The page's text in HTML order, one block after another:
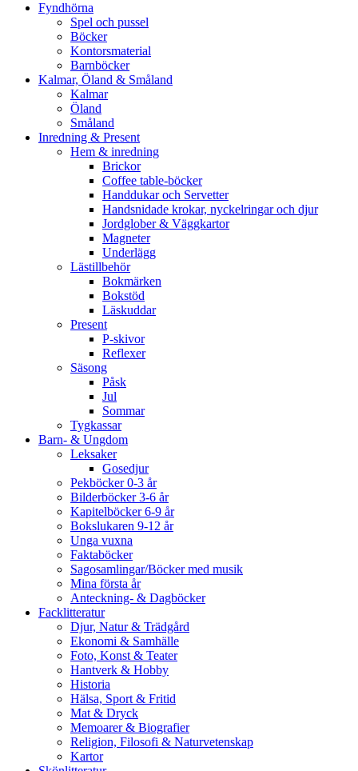
Fyndhörna
Spel och pussel
Böcker
Kontorsmaterial
Barnböcker
Kalmar, Öland & Småland
Kalmar
Öland
Småland
Inredning & Present
Hem & inredning
Brickor
Coffee table-böcker
Handdukar och Servetter
Handsnidade krokar, nyckelringar och djur
Jordglober & Väggkartor
Magneter
Underlägg
Lästillbehör
Bokmärken
Bokstöd
Läskuddar
Present
P-skivor
Reflexer
Säsong
Påsk
Jul
Sommar
Tygkassar
Barn- & Ungdom
Leksaker
Gosedjur
Pekböcker 0-3 år
Bilderböcker 3-6 år
Kapitelböcker 6-9 år
Bokslukaren 9-12 år
Unga vuxna
Faktaböcker
Sagosamlingar/Böcker med musik
Mina första år
Anteckning- & Dagböcker
Facklitteratur
Djur, Natur & Trädgård
Ekonomi & Samhälle
Foto, Konst & Teater
Hantverk & Hobby
Historia
Hälsa, Sport & Fritid
Mat & Dryck
Memoarer & Biografier
Religion, Filosofi & Naturvetenskap
Kartor